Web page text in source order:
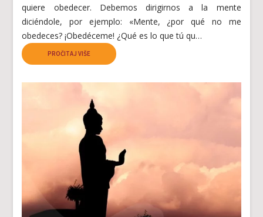
quiere obedecer. Debemos dirigirnos a la mente
diciéndole, por ejemplo: «Mente, ¿por qué no me
obedeces? ¡Obedéceme! ¿Qué es lo que tú qu…
PROČITAJ VIŠE